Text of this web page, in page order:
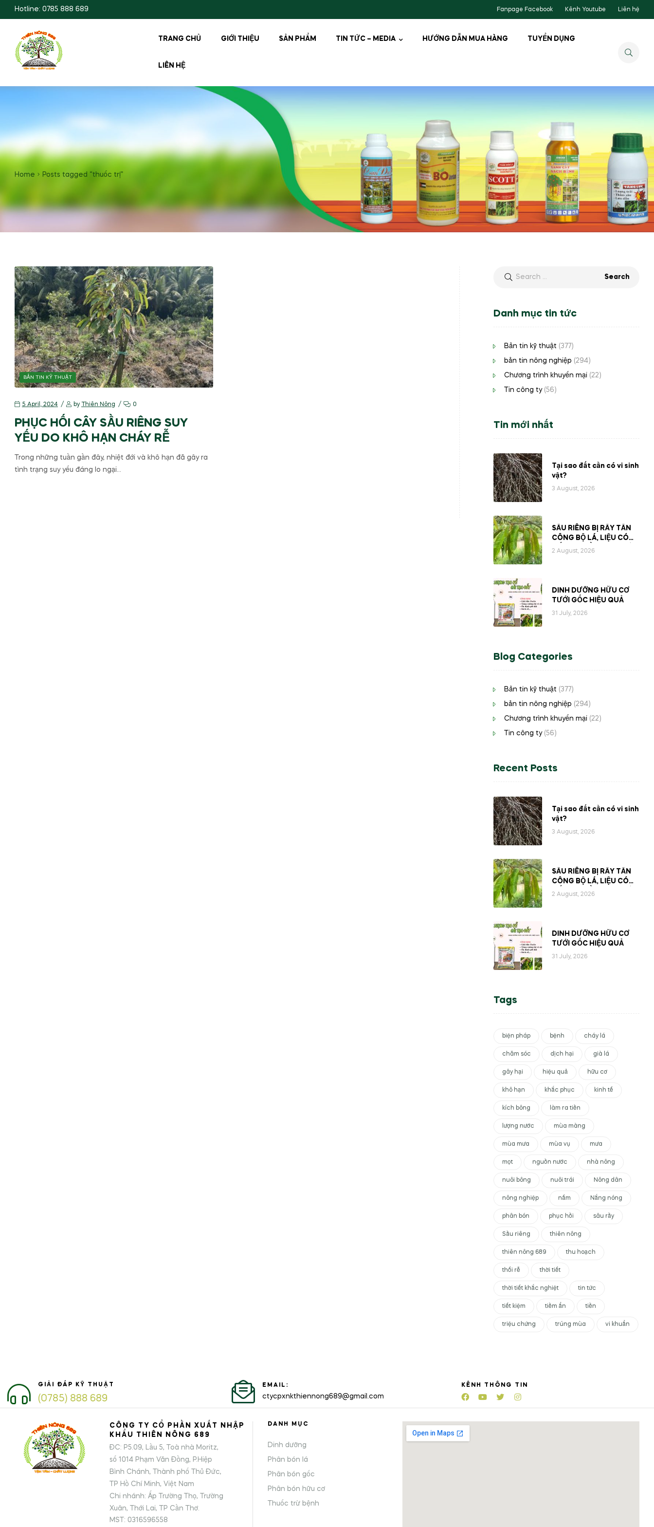
Hotline: 0785 888 689 Fanpage Facebook Kênh Youtube Liên hệ
TRANG CHỦ GIỚI THIỆU SẢN PHẨM TIN TỨC – MEDIA HƯỚNG DẪN MUA HÀNG TUYỂN DỤNG
LIÊN HỆ
Home Posts tagged “thuốc trị”
BẢN TIN KỸ THUẬT
5 April, 2024 by Thiên Nông 0
PHỤC HỐI CÂY SẦU RIÊNG SUY
YẾU DO KHÔ HẠN CHÁY RỄ
Trong những tuần gần đây, nhiệt đới và khô hạn đã gây ra
tình trạng suy yếu đáng lo ngại…
Danh mục tin tức
Bản tin kỹ thuật (377)
bản tin nông nghiệp (294)
Chương trình khuyến mại (22)
Tin công ty(56)
Tin mới nhất
Tại sao đất cần có vi sinh
vật?
3 August, 2026
SẦU RIÊNG BỊ RẦY TẤN
CÔNG BỘ LÁ, LIỆU CÓ
MẤT ĐI PHẦN NHỰA BÊN
2 August, 2026
DINH DƯỠNG HỮU CƠ
TƯỚI GỐC HIỆU QUẢ
31 July, 2026
Blog Categories
Bản tin kỹ thuật (377)
bản tin nông nghiệp (294)
Chương trình khuyến mại (22)
Tin công ty(56)
Recent Posts
Tại sao đất cần có vi sinh
vật?
3 August, 2026
SẦU RIÊNG BỊ RẦY TẤN
CÔNG BỘ LÁ, LIỆU CÓ
MẤT ĐI PHẦN NHỰA BÊN
2 August, 2026
DINH DƯỠNG HỮU CƠ
TƯỚI GỐC HIỆU QUẢ
31 July, 2026
Tags
biện pháp bệnh cháy lá
chăm sóc dịch hại già lá
gây hại hiệu quả hữu cơ
khô hạn khắc phục kinh tế
kích bông làm ra tiền
lượng nước mùa màng
mùa mưa mùa vụ mưa
mọt nguồn nước nhà nông
nuôi bông nuôi trái Nông dân
nông nghiệp nấm Nắng nóng
phân bón phục hồi sâu rầy
Sầu riêng thiên nông
thiên nông 689 thu hoạch
thối rễ thời tiết
thời tiết khắc nghiệt tin tức
tiết kiệm tiềm ẩn tiền
triệu chứng trúng mùa vi khuẩn
GIẢI ĐÁP KỸ THUẬT
(0785) 888 689
EMAIL:
ctycpxnkthiennong689@gmail.com
KÊNH THÔNG TIN
CÔNG TY CỔ PHẦN XUẤT NHẬP
KHẨU THIÊN NÔNG 689
ĐC: P5.09, Lầu 5, Toà nhà Moritz,
số 1014 Phạm Văn Đồng, P.Hiệp
Bình Chánh, Thành phố Thủ Đức,
TP Hồ Chí Minh, Việt Nam
Chi nhánh: Ấp Trường Thọ, Trường
Xuân, Thới Lai, TP Cần Thơ.
MST: 0316596558
DANH MỤC
Dinh dưỡng
Phân bón lá
Phân bón gốc
Phân bón hữu cơ
Thuốc trừ bệnh